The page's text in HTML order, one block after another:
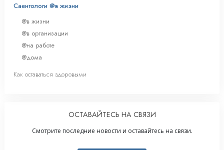
Саентологи @в жизни
@в жизни
@в организации
@на работе
@дома
Как оставаться здоровыми
ОСТАВАЙТЕСЬ НА СВЯЗИ
Смотрите последние новости и оставайтесь на связи.